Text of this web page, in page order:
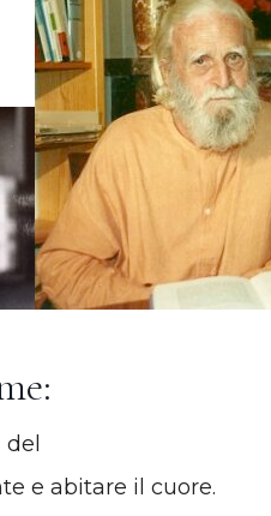
e abitare il cuore.